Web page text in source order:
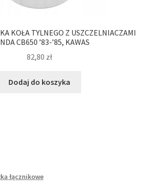
KOŁA TYLNEGO Z USZCZELNIACZAMI
CB650 ’83-’85, KAWAS
82,80 zł
Dodaj do koszyka
łącznikowe